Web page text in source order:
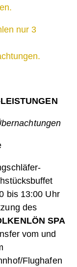
nur 3
bis 13:00 Uhr
des
SPA
vom und
Flughafen